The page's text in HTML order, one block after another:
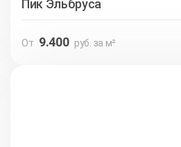
Пик Эльбруса
От 9.400 руб. за м²